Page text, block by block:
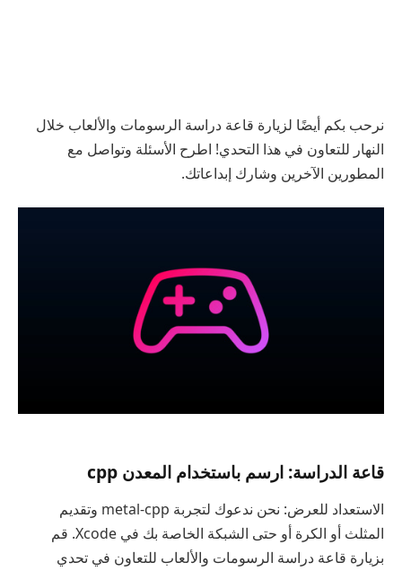
نرحب بكم أيضًا لزيارة قاعة دراسة الرسومات والألعاب خلال
النهار للتعاون في هذا التحدي! اطرح الأسئلة وتواصل مع
المطورين الآخرين وشارك إبداعاتك.
قاعة الدراسة: ارسم باستخدام المعدن cpp
الاستعداد للعرض: نحن ندعوك لتجربة metal-cpp وتقديم
المثلث أو الكرة أو حتى الشبكة الخاصة بك في Xcode. قم
بزيارة قاعة دراسة الرسومات والألعاب للتعاون في تحدي